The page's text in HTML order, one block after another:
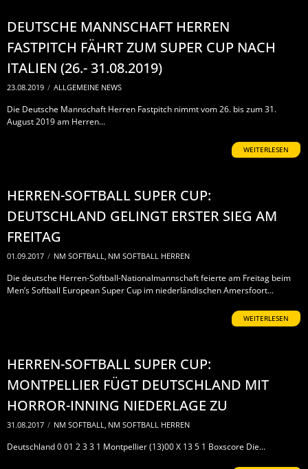
DEUTSCHE MANNSCHAFT HERREN
FASTPITCH FÄHRT ZUM SUPER CUP NACH
ITALIEN (26.- 31.08.2019)
23.08.2019 / ALLGEMEINE NEWS
Die Deutsche Mannschaft Herren Fastpitch nimmt vom 26. bis zum 31.
August 2019 am Herren...
WEITERLESEN
HERREN-SOFTBALL SUPER CUP:
DEUTSCHLAND GELINGT ERSTER SIEG AM
FREITAG
01.09.2017 / NM SOFTBALL, NM SOFTBALL HERREN
Die deutsche Herren-Softball-Nationalmannschaft feierte am Freitag beim
Men’s Softball European Super Cup im niederländischen Amersfoort...
WEITERLESEN
HERREN-SOFTBALL SUPER CUP:
MONTPELLIER FÜGT DEUTSCHLAND MIT
HORROR-INNING NIEDERLAGE ZU
31.08.2017 / NM SOFTBALL, NM SOFTBALL HERREN
Deutschland 0 01 2 3 3 1 Montpellier (13)00 X 13 5 1 Boxscore Die...